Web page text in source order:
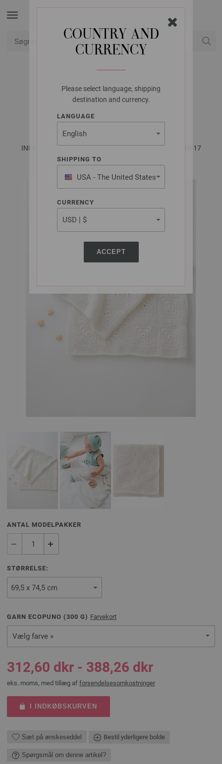
COUNTRY AND
CURRENCY
Please select language, shipping
destination and currency.
LANGUAGE
SHIPPING TO
USA - The United States
of America
CURRENCY
ACCEPT
LANA GROSSA
PLAID ECOPUNO
INFANTI No. 18 - Magasin (DE) + Opskrifter (DK) | Model 17
ANTAL MODELPAKKER
STØRRELSE:
GARN ECOPUNO (300 G) Farvekort
Vælg farve »
312,60 dkr - 388,26 dkr
eks. moms, med tillæg af forsendelsesomkostninger
I INDKØBSKURVEN
Sæt på ønskeseddel Bestil yderligere bolde
Spørgsmål om denne artikel?